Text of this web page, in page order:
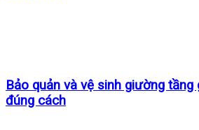
Bảo quản và vệ sinh giường tầng
đúng cách